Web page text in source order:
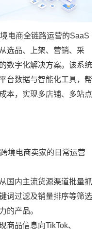
电商全链路运营的SaaS
选品、上架、营销、采
数字化解决方案。该系统
台数据与智能化工具，帮
本，实现多店铺、多站点
境电商卖家的日常运营
国内主流货源渠道批量抓
词过滤及销量排序等筛选
的产品。
商品信息向TikTok、